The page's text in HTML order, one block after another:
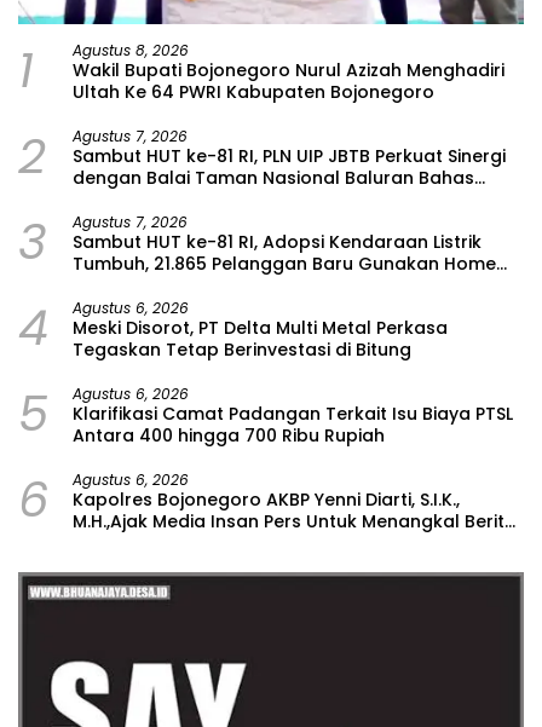
1 Agustus 8, 2026
Wakil Bupati Bojonegoro Nurul Azizah Menghadiri
Ultah Ke 64 PWRI Kabupaten Bojonegoro
2 Agustus 7, 2026
Sambut HUT ke-81 RI, PLN UIP JBTB Perkuat Sinergi
dengan Balai Taman Nasional Baluran Bahas
Watudodol/Kalipuro
3 Agustus 7, 2026
Sambut HUT ke-81 RI, Adopsi Kendaraan Listrik
Tumbuh, 21.865 Pelanggan Baru Gunakan Home
4 Agustus 6, 2026
Meski Disorot, PT Delta Multi Metal Perkasa
Tegaskan Tetap Berinvestasi di Bitung
5 Agustus 6, 2026
Klarifikasi Camat Padangan Terkait Isu Biaya PTSL
Antara 400 hingga 700 Ribu Rupiah
6 Agustus 6, 2026
Kapolres Bojonegoro AKBP Yenni Diarti, S.I.K.,
M.H.,Ajak Media Insan Pers Untuk Menangkal Berita